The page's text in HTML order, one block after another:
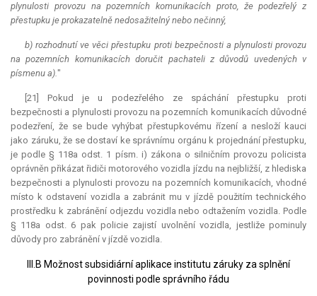
plynulosti provozu na pozemních komunikacích proto, že podezřelý z
přestupku je prokazatelně nedosažitelný nebo nečinný,
b) rozhodnutí ve věci přestupku proti bezpečnosti a plynulosti provozu
na pozemních komunikacích doručit pachateli z důvodů uvedených v
písmenu a)."
[21] Pokud je u podezřelého ze spáchání přestupku proti
bezpečnosti a plynulosti provozu na pozemních komunikacích důvodné
podezření, že se bude vyhýbat přestupkovému řízení a nesloží kauci
jako záruku, že se dostaví ke správnímu orgánu k projednání přestupku,
je podle § 118a odst. 1 písm. i) zákona o silničním provozu policista
oprávněn přikázat řidiči motorového vozidla jízdu na nejbližší, z hlediska
bezpečnosti a plynulosti provozu na pozemních komunikacích, vhodné
místo k odstavení vozidla a zabránit mu v jízdě použitím technického
prostředku k zabránění odjezdu vozidla nebo odtažením vozidla. Podle
§ 118a odst. 6 pak policie zajistí uvolnění vozidla, jestliže pominuly
důvody pro zabránění v jízdě vozidla.
III.B Možnost subsidiární aplikace institutu záruky za splnění
povinnosti podle správního řádu